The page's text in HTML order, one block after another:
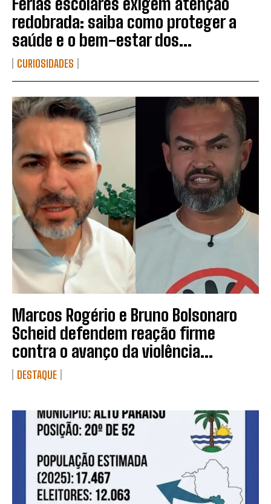
redobrada: saiba como proteger a
saúde e o bem-estar dos...
CURIOSIDADES
Marcos Rogério e Bruno Bolsonaro
Scheid defendem reação firme
contra o avanço da violência...
DESTAQUE